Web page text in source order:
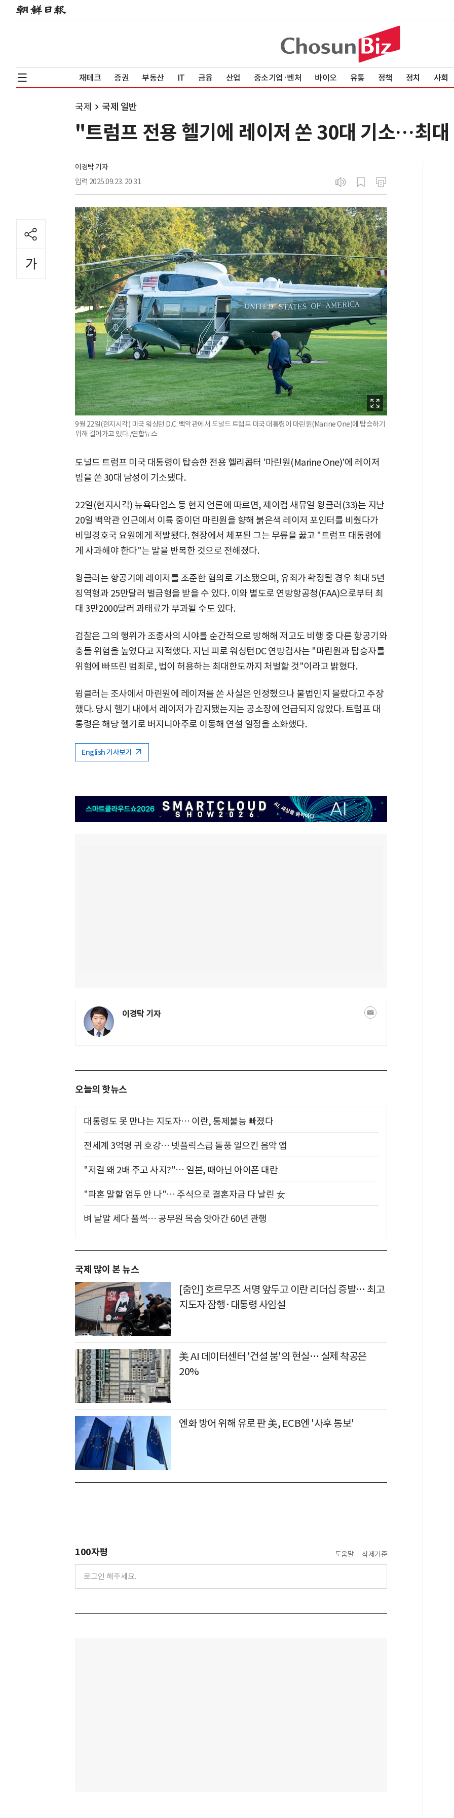
재테크 증권 부동산 IT 금융 산업 중소기업·벤처 바이오 유통 정책 정치 사회
국제 국제 일반
"트럼프 전용 헬기에 레이저 쏜 30대 기소…최
이경탁 기자
입력 2025.09.23. 20:31
9월 22일(현지시각) 미국 워싱턴 D.C. 백악관에서 도널드 트럼프 미국 대통령이 마린원(Marine One)에 탑승하기
위해 걸어가고 있다./연합뉴스
도널드 트럼프 미국 대통령이 탑승한 전용 헬리콥터 '마린원(Marine One)'에 레이저
빔을 쏜 30대 남성이 기소됐다.
22일(현지시각) 뉴욕타임스 등 현지 언론에 따르면, 제이컵 새뮤얼 윙클러(33)는 지난
20일 백악관 인근에서 이륙 중이던 마린원을 향해 붉은색 레이저 포인터를 비췄다가
비밀경호국 요원에게 적발됐다. 현장에서 체포된 그는 무릎을 꿇고 "트럼프 대통령에
게 사과해야 한다"는 말을 반복한 것으로 전해졌다.
윙클러는 항공기에 레이저를 조준한 혐의로 기소됐으며, 유죄가 확정될 경우 최대 5년
징역형과 25만달러 벌금형을 받을 수 있다. 이와 별도로 연방항공청(FAA)으로부터 최
대 3만2000달러 과태료가 부과될 수도 있다.
검찰은 그의 행위가 조종사의 시야를 순간적으로 방해해 저고도 비행 중 다른 항공기와
충돌 위험을 높였다고 지적했다. 지닌 피로 워싱턴DC 연방검사는 "마린원과 탑승자를
위험에 빠뜨린 범죄로, 법이 허용하는 최대한도까지 처벌할 것"이라고 밝혔다.
윙클러는 조사에서 마린원에 레이저를 쏜 사실은 인정했으나 불법인지 몰랐다고 주장
했다. 당시 헬기 내에서 레이저가 감지됐는지는 공소장에 언급되지 않았다. 트럼프 대
통령은 해당 헬기로 버지니아주로 이동해 연설 일정을 소화했다.
English 기사보기
이경탁 기자
오늘의 핫뉴스
대통령도 못 만나는 지도자… 이란, 통제불능 빠졌다
전세계 3억명 귀 호강… 넷플릭스급 돌풍 일으킨 음악 앱
"저걸 왜 2배 주고 사지?"… 일본, 때아닌 아이폰 대란
"파혼 말할 엄두 안 나"… 주식으로 결혼자금 다 날린 女
벼 낱알 세다 풀썩… 공무원 목숨 앗아간 60년 관행
국제 많이 본 뉴스
[줌인] 호르무즈 서명 앞두고 이란 리더십 증발… 최고
지도자 잠행·대통령 사임설
美 AI 데이터센터 '건설 붐'의 현실… 실제 착공은
20%
엔화 방어 위해 유로 판 美, ECB엔 '사후 통보'
100자평 도움말 삭제기준